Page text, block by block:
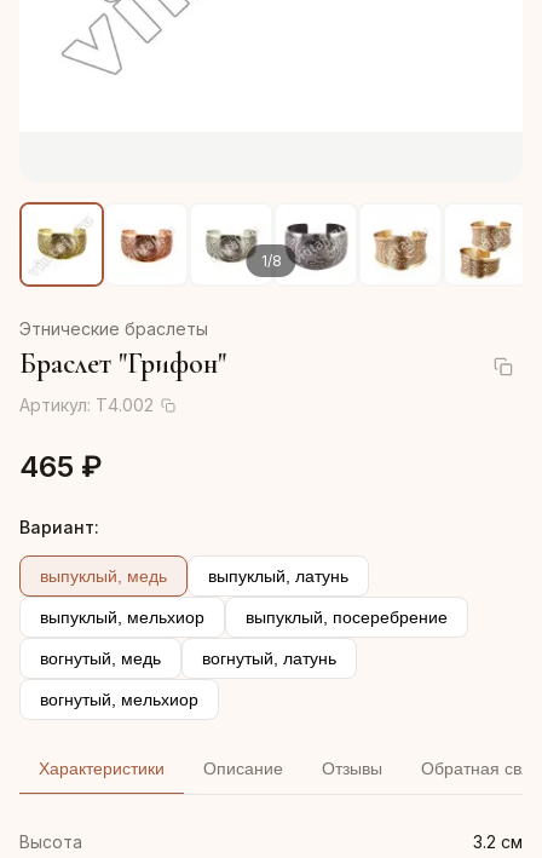
1/8
Этнические браслеты
Браслет "Грифон"
Артикул: Т4.002
465 ₽
Вариант:
выпуклый, медь выпуклый, латунь
выпуклый, мельхиор выпуклый, посеребрение
вогнутый, медь вогнутый, латунь
вогнутый, мельхиор
Характеристики Описание Отзывы Обратная
Высота 3.2 см